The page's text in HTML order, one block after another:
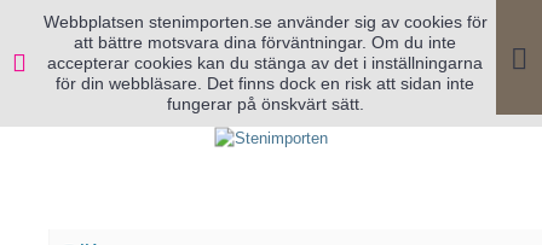
Webbplatsen stenimporten.se använder sig av cookies för
att bättre motsvara dina förväntningar. Om du inte
accepterar cookies kan du stänga av det i inställningarna
för din webbläsare. Det finns dock en risk att sidan inte
fungerar på önskvärt sätt.